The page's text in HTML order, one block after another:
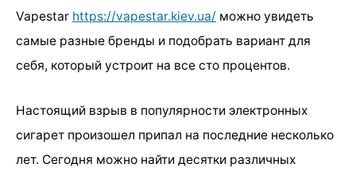
Vapestar https://vapestar.kiev.ua/ можно увидеть
самые разные бренды и подобрать вариант для
себя, который устроит на все сто процентов.
Настоящий взрыв в популярности электронных
сигарет произошел припал на последние несколько
лет. Сегодня можно найти десятки различных